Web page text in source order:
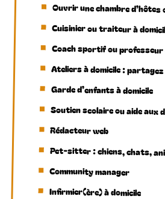
Ouvrir une chambre d’hôtes
Cuisinier ou traiteur à
Coach sportif ou professeur
Ateliers à domicile :
Garde d’enfants à domicile
Soutien scolaire ou aide aux
Rédacteur web
Pet-sitter : chiens, chats,
Community manager
Infirmier(ère) à domicile